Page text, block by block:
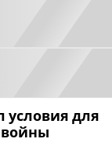
условия для